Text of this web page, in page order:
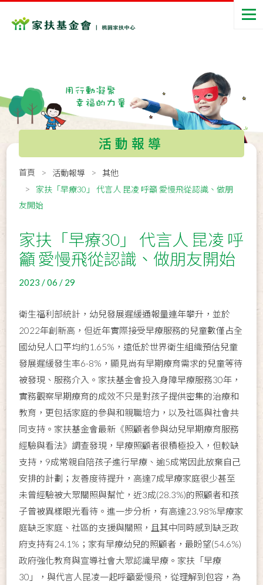
活動報導
首頁 活動報導
其他
家扶「早療30」 代言人 昆凌 呼籲 愛慢飛從認識、做朋
友開始
家扶「早療30」 代言人 昆凌 呼
籲 愛慢飛從認識、做朋友開始
2023 / 06 / 29
衛生福利部統計，幼兒發展遲緩通報量連年攀升，並於
2022年創新高，但近年實際接受早療服務的兒童數僅占全
國幼兒人口平均約1.65%，遠低於世界衛生組織預估兒童
發展遲緩發生率6-8%，顯見尚有早期療育需求的兒童等待
被發現、服務介入。家扶基金會投入身障早療服務30年，
實務觀察早期療育的成效不只是對孩子提供密集的治療和
教育，更包括家庭的參與和親職培力，以及社區與社會共
同支持。家扶基金會最新《照顧者參與幼兒早期療育服務
經驗與看法》調查發現，早療照顧者很積極投入，但較缺
支持，9成常親自陪孩子進行早療、逾5成常因此放棄自己
安排的計劃；友善度待提升，高達7成早療家庭很少甚至
未曾經驗被大眾關照與幫忙，近3成(28.3%)的照顧者和孩
子曾被異樣眼光看待。進一步分析，有高達23.98%早療家
庭缺乏家庭、社區的支援與關照，且其中同時感到缺乏政
府支持有24.1%；家有早療幼兒的照顧者，最盼望(54.6%)
政府強化教育與宣導社會大眾認識早療。家扶「早療
30」，與代言人昆凌一起呼籲愛慢飛，從理解到包容，為